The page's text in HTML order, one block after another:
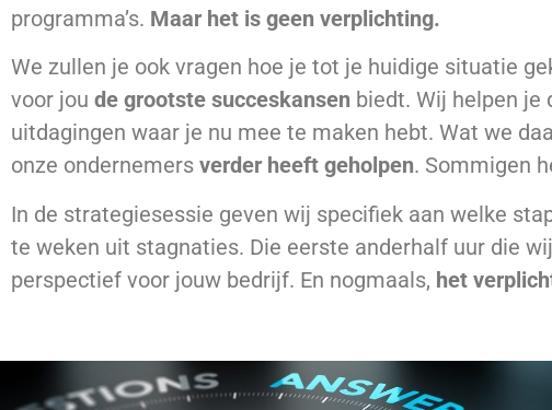
programma’s. Maar het is geen verplichting.
We zullen je ook vragen hoe je tot je huidige situatie
voor jou de grootste succeskansen biedt. Wij helpen je
uitdagingen waar je nu mee te maken hebt. Wat we
onze ondernemers verder heeft geholpen. Sommigen
In de strategiesessie geven wij specifiek aan welke
te weken uit stagnaties. Die eerste anderhalf uur die
perspectief voor jouw bedrijf. En nogmaals, het